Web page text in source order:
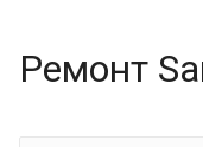
Ремонт